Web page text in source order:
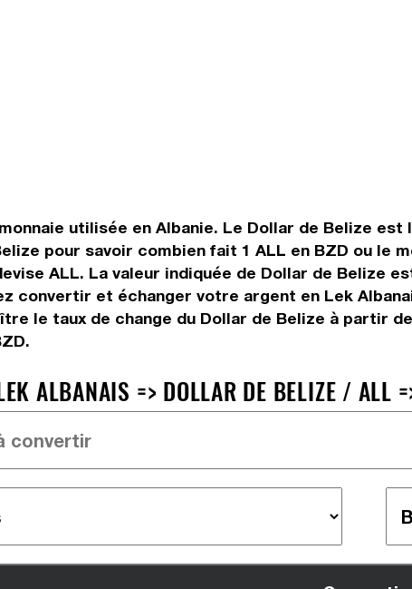
utilisée en Albanie. Le Dollar de Belize
pour savoir combien fait 1 ALL en BZD ou le
ALL. La valeur indiquée de Dollar de Belize
convertir et échanger votre argent en Lek
le taux de change du Dollar de Belize à partir
ALBANAIS => DOLLAR DE BELIZE / ALL